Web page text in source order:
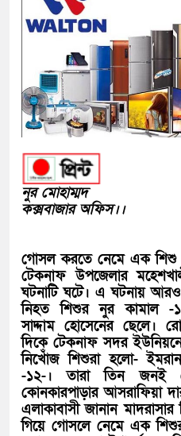
নুর মোহাম্মদ
কক্সবাজার অফিস।।
গোসল করতে নেমে এক শিশু
টেকনাফ উপজেলার
ঘটনাটি ঘটে। এ ঘটনায়
নিহত শিশুর নুর কামাল -
সাদ্দাম হোসেনের ছেলে।
দিকে টেকনাফ সদর
নিখোঁজ শিশুরা হলো-
-১২-। তারা তিন জনই
কোনকারপাড়ার আসরাফিয়া
এলাকাবাসী জানান
গিয়ে গোসলে নেমে এক